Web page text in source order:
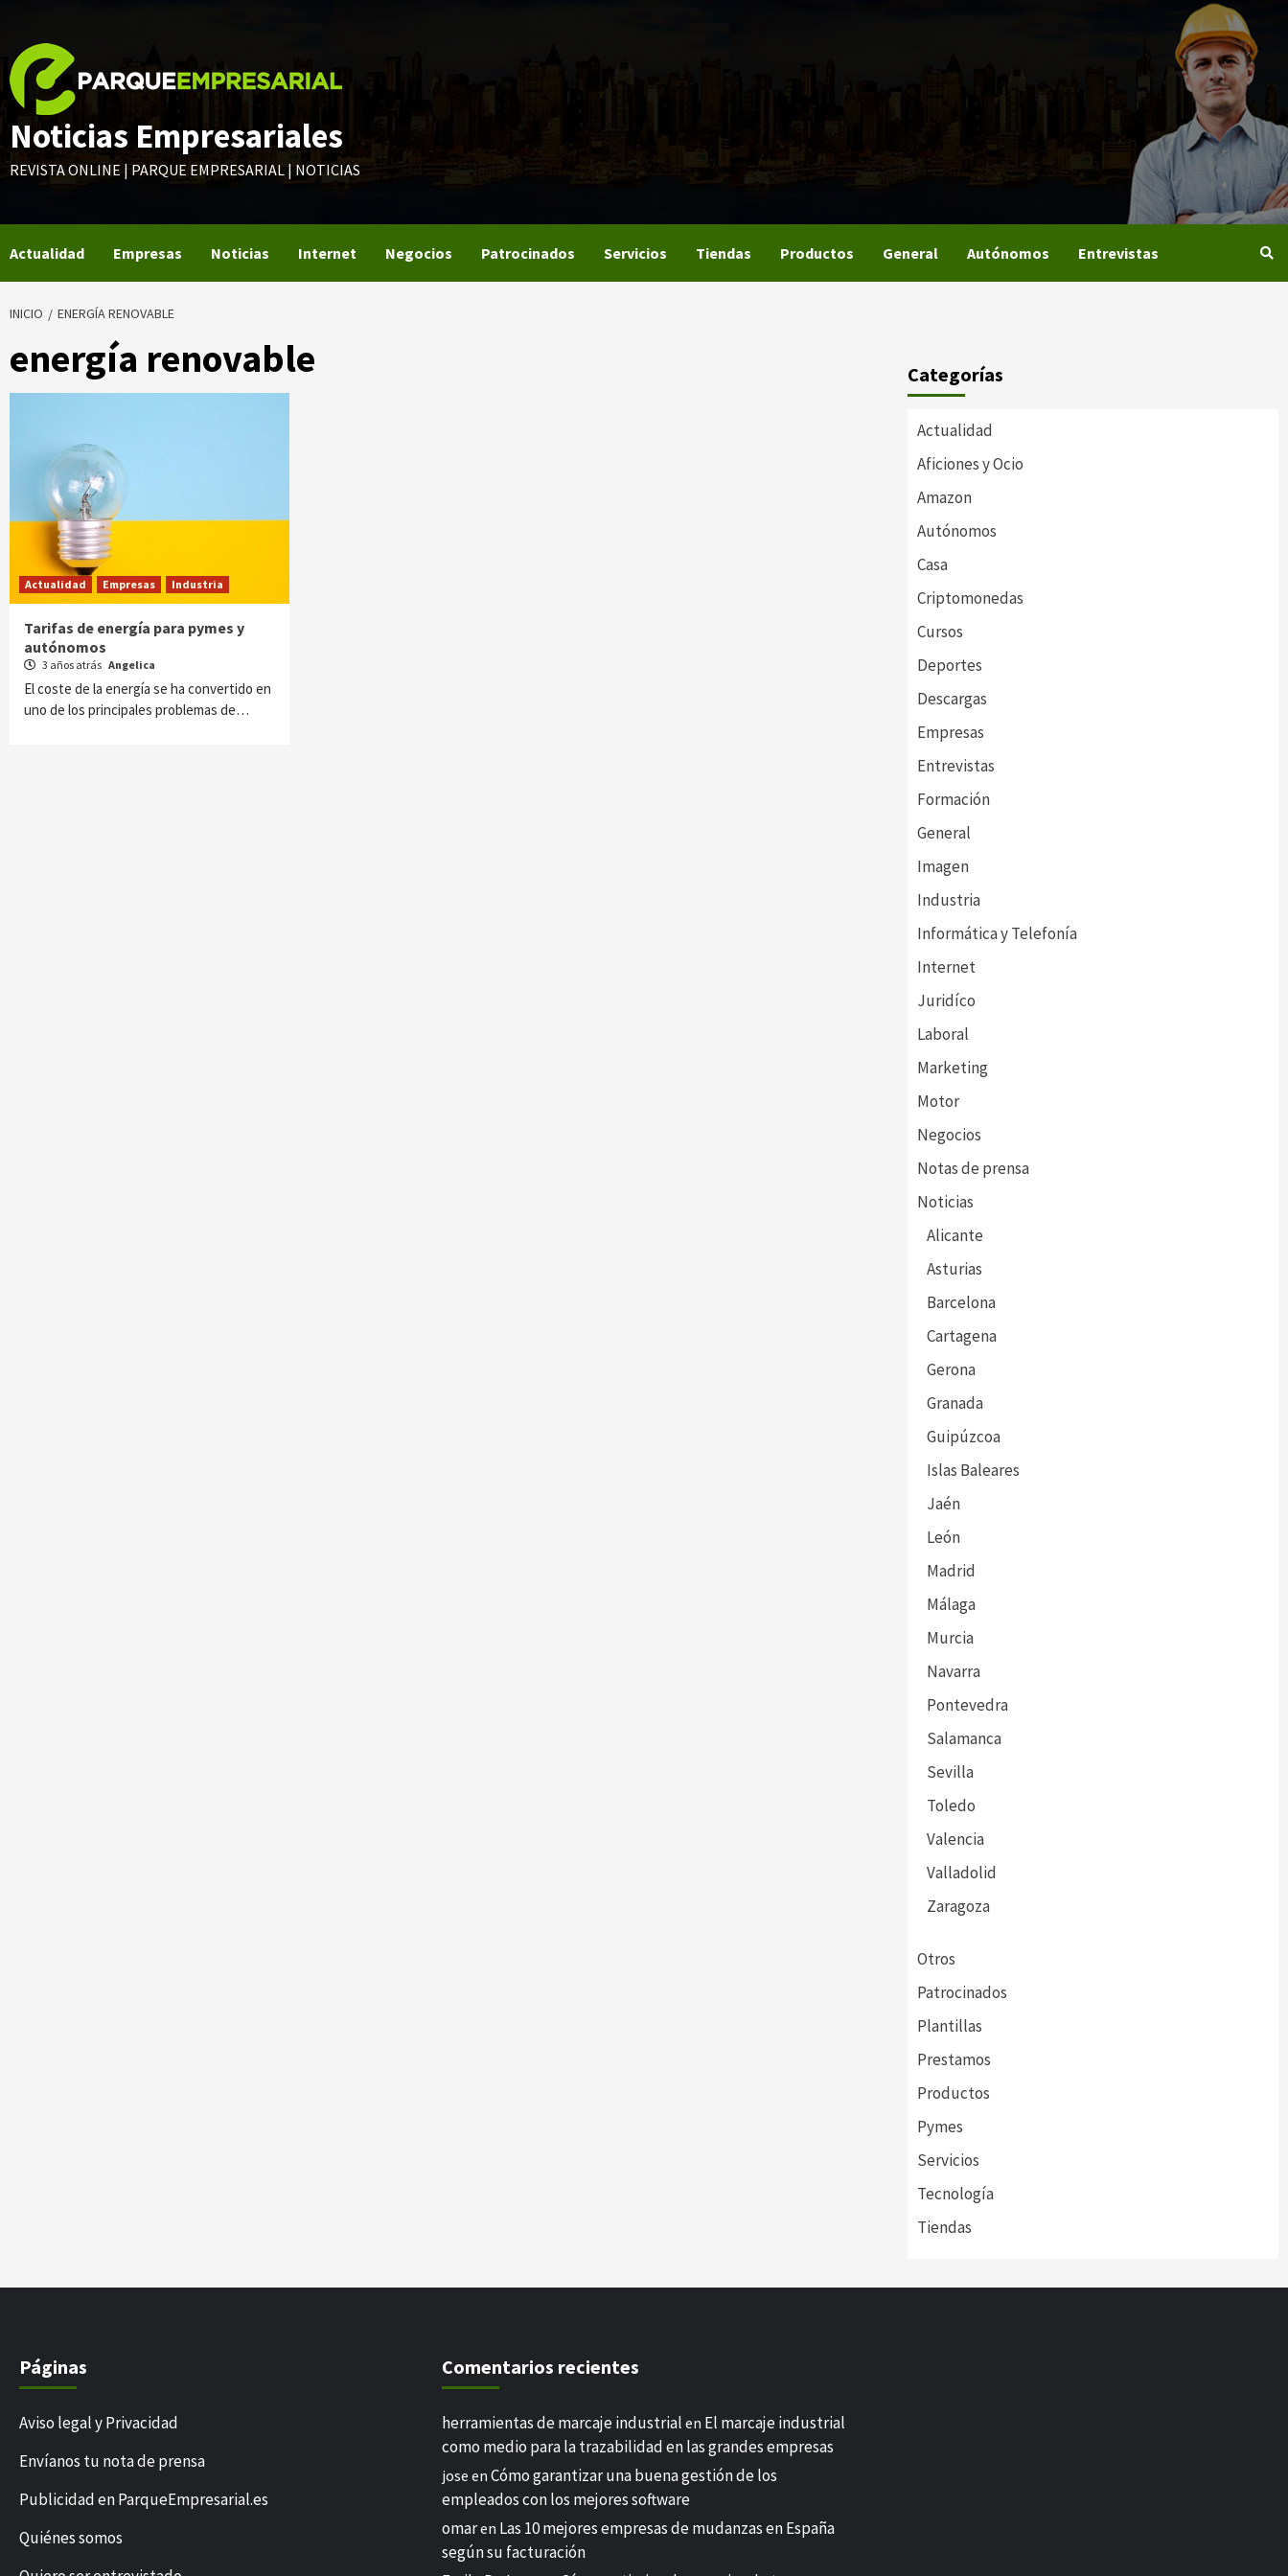
contenido
Noticias Empresariales
REVISTA ONLINE | PARQUE EMPRESARIAL | NOTICIAS
Actualidad Empresas Noticias Internet Negocios Patrocinados Servicios Tiendas Productos General Autónomos Entrevistas
INICIO ENERGÍA RENOVABLE
energía renovable
Actualidad Empresas Industria
Tarifas de energía para pymes y
autónomos
3 años atrás Angelica
El coste de la energía se ha convertido en
uno de los principales problemas de…
Categorías
Actualidad
Aficiones y Ocio
Amazon
Autónomos
Casa
Criptomonedas
Cursos
Deportes
Descargas
Empresas
Entrevistas
Formación
General
Imagen
Industria
Informática y Telefonía
Internet
Juridíco
Laboral
Marketing
Motor
Negocios
Notas de prensa
Noticias
Alicante
Asturias
Barcelona
Cartagena
Gerona
Granada
Guipúzcoa
Islas Baleares
Jaén
León
Madrid
Málaga
Murcia
Navarra
Pontevedra
Salamanca
Sevilla
Toledo
Valencia
Valladolid
Zaragoza
Otros
Patrocinados
Plantillas
Prestamos
Productos
Pymes
Servicios
Tecnología
Tiendas
Páginas
Aviso legal y Privacidad
Envíanos tu nota de prensa
Publicidad en ParqueEmpresarial.es
Quiénes somos
Comentarios recientes
herramientas de marcaje industrial en El marcaje industrial
como medio para la trazabilidad en las grandes empresas
jose enCómo garantizar una buena gestión de los
empleados con los mejores software
omaren Las 10 mejores empresas de mudanzas en España
según su facturación